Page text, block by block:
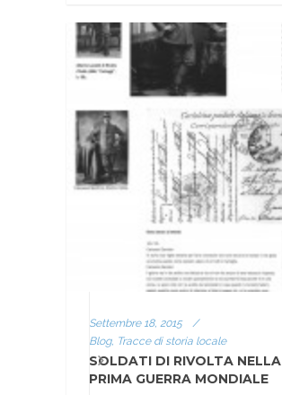
Settembre 18, 2015
/
Blog, Tracce di storia locale
SOLDATI DI RIVOLTA NELLA
PRIMA GUERRA MONDIALE